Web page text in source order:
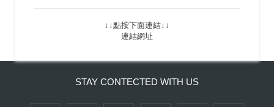
↓↓點按下面連結↓↓
連結網址
STAY CONTECTED WITH US